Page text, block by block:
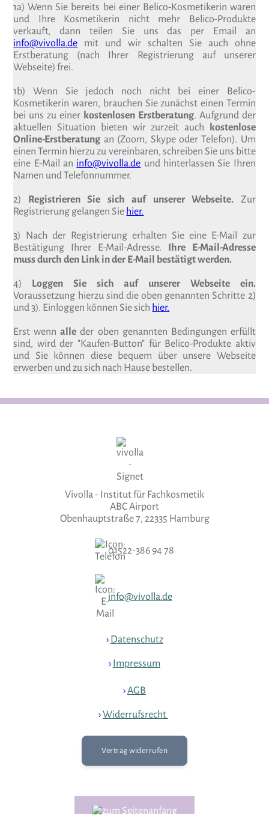
1a) Wenn Sie bereits bei einer Belico-Kosmetikerin waren
und Ihre Kosmetikerin nicht mehr Belico-Produkte
verkauft, dann teilen Sie uns das per Email an
info@vivolla.de mit und wir schalten Sie auch ohne
Erstberatung (nach Ihrer Registrierung auf unserer
Webseite) frei.
1b) Wenn Sie jedoch noch nicht bei einer Belico-
Kosmetikerin waren, brauchen Sie zunächst einen Termin
bei uns zu einer kostenlosen Erstberatung. Aufgrund der
aktuellen Situation bieten wir zurzeit auch kostenlose
Online-Erstberatung an (Zoom, Skype oder Telefon). Um
einen Termin hierzu zu vereinbaren, schreiben Sie uns bitte
eine E-Mail an info@vivolla.de und hinterlassen Sie Ihren
Namen und Telefonnummer.
2) Registrieren Sie sich auf unserer Webseite. Zur
Registrierung gelangen Siehier.
3) Nach der Registrierung erhalten Sie eine E-Mail zur
Bestätigung Ihrer E-Mail-Adresse. Ihre E-Mail-Adresse
muss durch den Link in der E-Mail bestätigt werden.
4) Loggen Sie sich auf unserer Webseite ein.
Voraussetzung hierzu sind die oben genannten Schritte 2)
und 3). Einloggen können Sie sich hier.
Erst wennalle der oben genannten Bedingungen erfüllt
sind, wird der "Kaufen-Button" für Belico-Produkte aktiv
und Sie können diese bequem über unsere Webseite
erwerben und zu sich nach Hause bestellen.
Vivolla - Institut für Fachkosmetik
ABC Airport
Obenhauptstraße 7, 22335 Hamburg
01522-386 94 78
info@vivolla.de
›Datenschutz
›Impressum
›AGB
›Widerrufsrecht
Vertrag widerrufen